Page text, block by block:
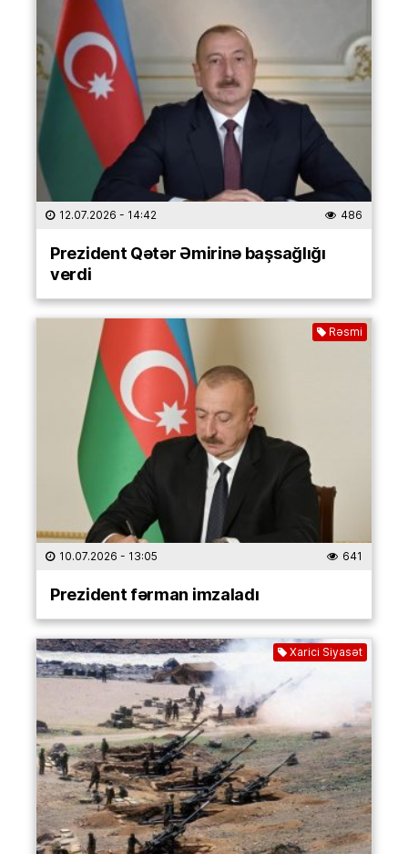
12.07.2026 - 14:42 486
Prezident Qətər Əmirinə başsağlığı
verdi
Rəsmi
10.07.2026 - 13:05 641
Prezident fərman imzaladı
Xarici Siyasət